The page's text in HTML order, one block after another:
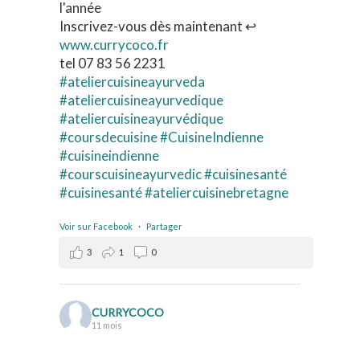
l'année
Inscrivez-vous dès maintenant ↩️
www.currycoco.fr
tel 07 83 56 2231
#ateliercuisineayurveda
#ateliercuisineayurvedique
#ateliercuisineayurvédique
#coursdecuisine#CuisineIndienne
#cuisineindienne
#courscuisineayurvedic#cuisinesanté
#cuisinesanté#ateliercuisinebretagne
Voir sur Facebook · Partager
3 1 0
CURRYCOCO
11 mois